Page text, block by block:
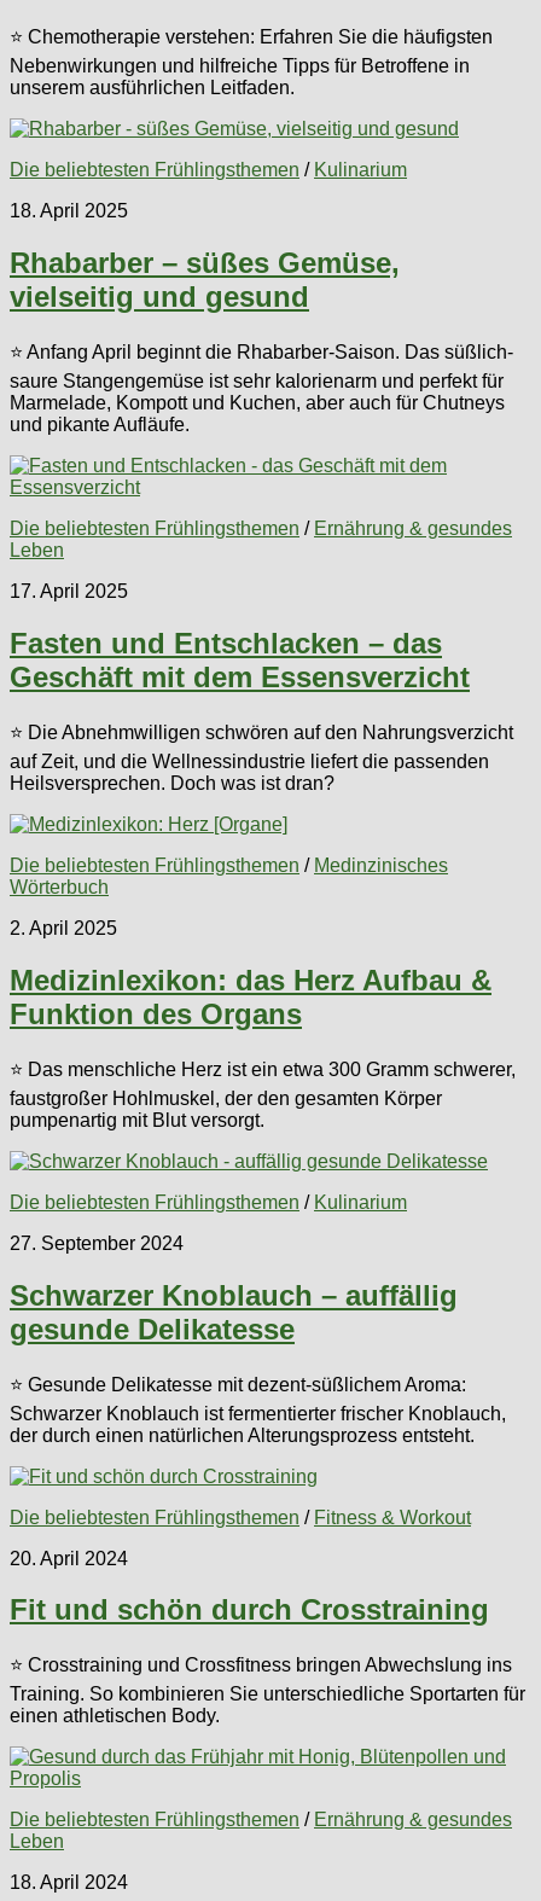
⭐ Chemotherapie verstehen: Erfahren Sie die häufigsten
Nebenwirkungen und hilfreiche Tipps für Betroffene in
unserem ausführlichen Leitfaden.
Die beliebtesten Frühlingsthemen / Kulinarium
18. April 2025
Rhabarber – süßes Gemüse,
vielseitig und gesund
⭐ Anfang April beginnt die Rhabarber-Saison. Das süßlich-
saure Stangengemüse ist sehr kalorienarm und perfekt für
Marmelade, Kompott und Kuchen, aber auch für Chutneys
und pikante Aufläufe.
Die beliebtesten Frühlingsthemen / Ernährung & gesundes
Leben
17. April 2025
Fasten und Entschlacken – das
Geschäft mit dem Essensverzicht
⭐ Die Abnehmwilligen schwören auf den Nahrungsverzicht
auf Zeit, und die Wellnessindustrie liefert die passenden
Heilsversprechen. Doch was ist dran?
Die beliebtesten Frühlingsthemen / Medinzinisches
Wörterbuch
2. April 2025
Medizinlexikon: das Herz Aufbau &
Funktion des Organs
⭐ Das menschliche Herz ist ein etwa 300 Gramm schwerer,
faustgroßer Hohlmuskel, der den gesamten Körper
pumpenartig mit Blut versorgt.
Die beliebtesten Frühlingsthemen / Kulinarium
27. September 2024
Schwarzer Knoblauch – auffällig
gesunde Delikatesse
⭐ Gesunde Delikatesse mit dezent-süßlichem Aroma:
Schwarzer Knoblauch ist fermentierter frischer Knoblauch,
der durch einen natürlichen Alterungsprozess entsteht.
Die beliebtesten Frühlingsthemen / Fitness & Workout
20. April 2024
Fit und schön durch Crosstraining
⭐ Crosstraining und Crossfitness bringen Abwechslung ins
Training. So kombinieren Sie unterschiedliche Sportarten für
einen athletischen Body.
Die beliebtesten Frühlingsthemen / Ernährung & gesundes
Leben
18. April 2024